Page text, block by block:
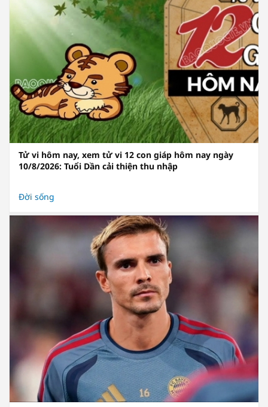
Tử vi hôm nay, xem tử vi 12 con giáp hôm nay ngày
10/8/2026: Tuổi Dần cải thiện thu nhập
Đời sống